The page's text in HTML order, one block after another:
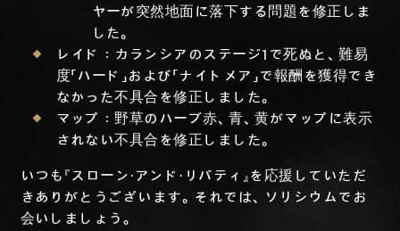
ヤーが突然地面に落下する問題を修正しま
した。
レイド：カランシアのステージ1で死ぬと、難易
度「ハード」および「ナイトメア」で報酬を獲得でき
なかった不具合を修正しました。
マップ：野草のハーブ赤、青、黄がマップに表示
されない不具合を修正しました。
いつも『スローン・アンド・リバティ』を応援していただ
きありがとうございます。それでは、ソリシウムでお
会いしましょう。